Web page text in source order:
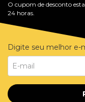
O cupom de desconto
24 horas.
Digite seu melhor e-